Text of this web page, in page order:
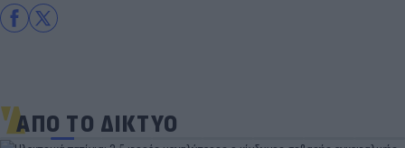
ΑΠΟ ΤΟ ΔΙΚΤΥΟ